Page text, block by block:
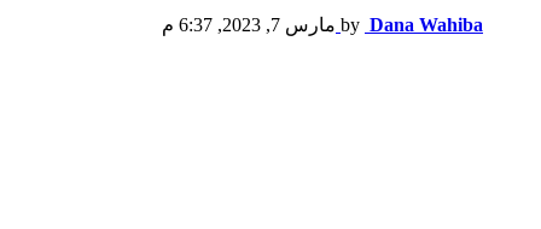
by Dana Wahiba مارس 7, 2023, 6:37 م